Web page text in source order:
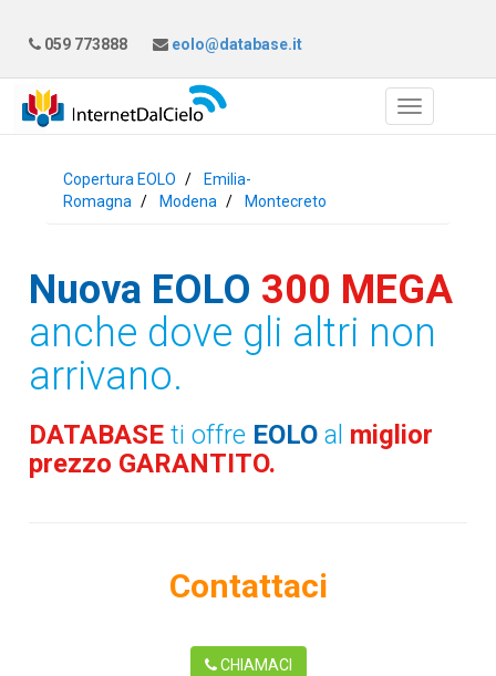
059 773888 eolo@database.it
Copertura EOLO
Emilia-
Romagna
Modena Montecreto
Nuova EOLO 300 MEGA
anche dove gli altri non
arrivano.
DATABASEti offre EOLO al miglior
prezzo GARANTITO.
Contattaci
CHIAMACI